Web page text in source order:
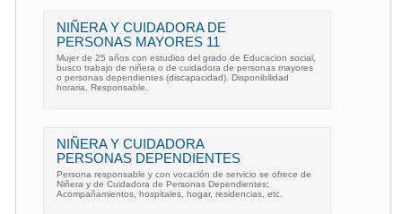
NIÑERA Y CUIDADORA DE
PERSONAS MAYORES 11
Mujer de 25 años con estudios del grado de Educacion social,
busco trabajo de niñera o de cuidadora de personas mayores
o personas dependientes (discapacidad). Disponibilidad
horaria, Responsable.
NIÑERA Y CUIDADORA
PERSONAS DEPENDIENTES
Persona responsable y con vocación de servicio se ofrece de
Niñera y de Cuidadora de Personas Dependientes:
Acompañamientos, hospitales, hogar, residencias, etc.